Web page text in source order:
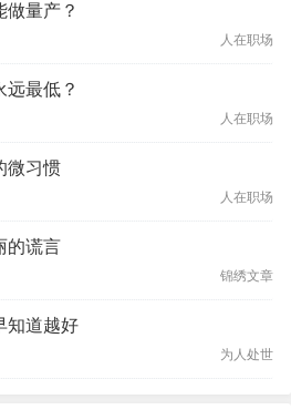
做量产？
人在职场
远最低？
人在职场
微习惯
人在职场
的谎言
锦绣文章
知道越好
为人处世